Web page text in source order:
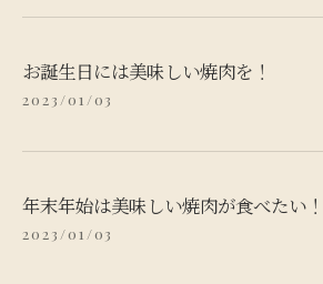
お誕生日には美味しい焼肉を！
2023/01/03
年末年始は美味しい焼肉が食べたい！
2023/01/03